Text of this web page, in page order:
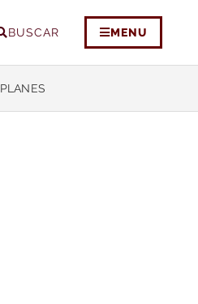
BUSCAR MENU
PLANES